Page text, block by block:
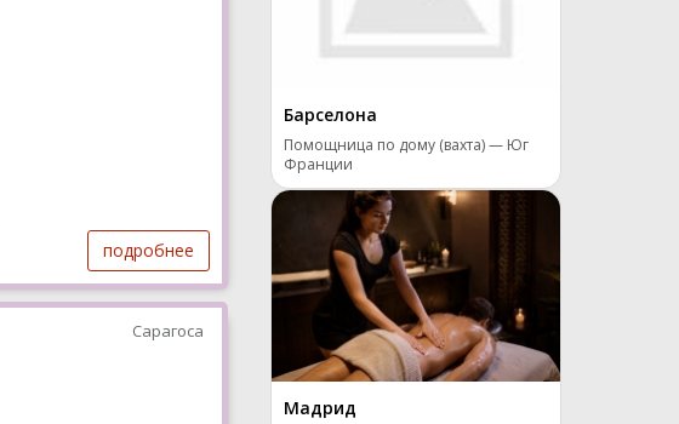
подробнее
Сарагоса
Барселона
Помощница по дому (вахта) — Юг
Франции
Мадрид